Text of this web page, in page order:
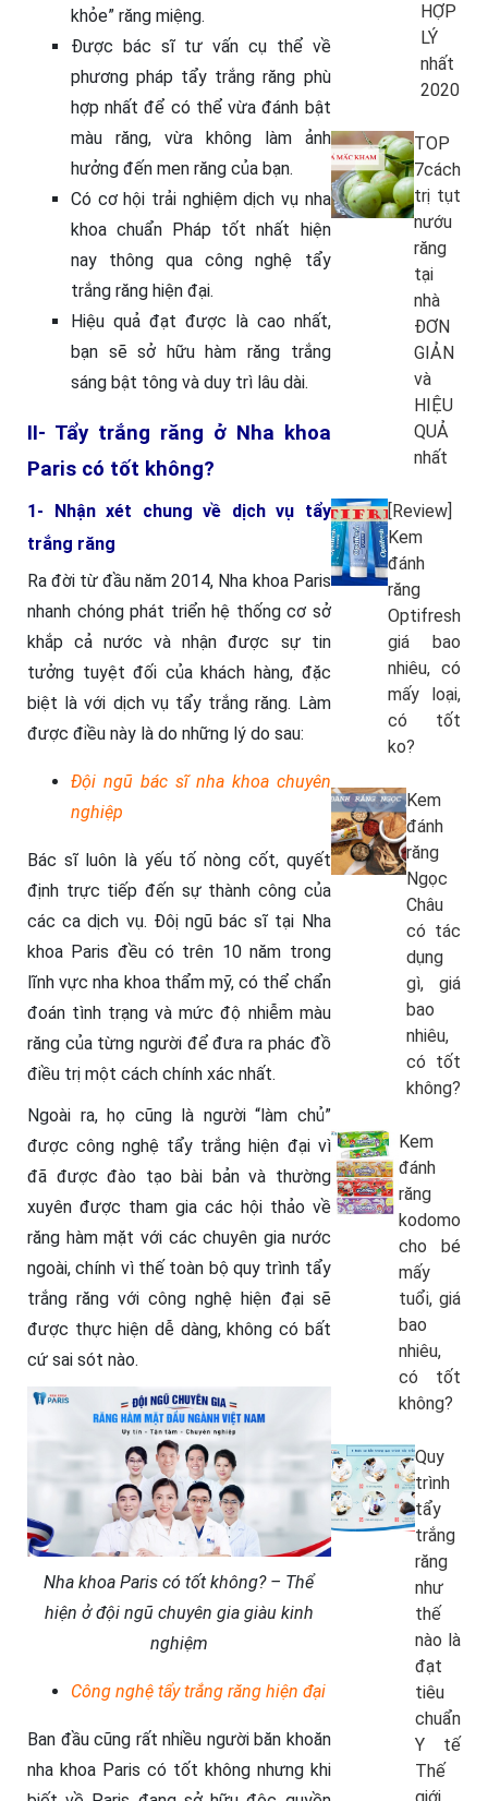
khỏe” răng miệng.
Được bác sĩ tư vấn cụ thể về
phương pháp tẩy trắng răng phù
hợp nhất để có thể vừa đánh bật
màu răng, vừa không làm ảnh
hưởng đến men răng của bạn.
Có cơ hội trải nghiệm dịch vụ nha
khoa chuẩn Pháp tốt nhất hiện
nay thông qua công nghệ tẩy
trắng răng hiện đại.
Hiệu quả đạt được là cao nhất,
bạn sẽ sở hữu hàm răng trắng
sáng bật tông và duy trì lâu dài.
II- Tẩy trắng răng ở Nha khoa
Paris có tốt không?
1- Nhận xét chung về dịch vụ tẩy
trắng răng
Ra đời từ đầu năm 2014, Nha khoa Paris
nhanh chóng phát triển hệ thống cơ sở
khắp cả nước và nhận được sự tin
tưởng tuyệt đối của khách hàng, đặc
biệt là với dịch vụ tẩy trắng răng. Làm
được điều này là do những lý do sau:
Đội ngũ bác sĩ nha khoa chuyên
nghiệp
Bác sĩ luôn là yếu tố nòng cốt, quyết
định trực tiếp đến sự thành công của
các ca dịch vụ. Đôị ngũ bác sĩ tại Nha
khoa Paris đều có trên 10 năm trong
lĩnh vực nha khoa thẩm mỹ, có thể chẩn
đoán tình trạng và mức độ nhiễm màu
răng của từng người để đưa ra phác đồ
điều trị một cách chính xác nhất.
Ngoài ra, họ cũng là người “làm chủ”
được công nghệ tẩy trắng hiện đại vì
đã được đào tạo bài bản và thường
xuyên được tham gia các hội thảo về
răng hàm mặt với các chuyên gia nước
ngoài, chính vì thế toàn bộ quy trình tẩy
trắng răng với công nghệ hiện đại sẽ
được thực hiện dễ dàng, không có bất
cứ sai sót nào.
Nha khoa Paris có tốt không? – Thể
hiện ở đội ngũ chuyên gia giàu kinh
nghiệm
Công nghệ tẩy trắng răng hiện đại
Ban đầu cũng rất nhiều người băn khoăn
nha khoa Paris có tốt không nhưng khi
HỢP
LÝ
nhất
2020
TOP
7cách
trị tụt
nướu
răng
tại
nhà
ĐƠN
GIẢN
và
HIỆU
QUẢ
nhất
[Review]
Kem
đánh
răng
Optifresh
giá bao
nhiêu, có
mấy loại,
có tốt
ko?
Kem
đánh
răng
Ngọc
Châu
có tác
dụng
gì, giá
bao
nhiêu,
có tốt
không?
Kem
đánh
răng
kodomo
cho bé
mấy
tuổi, giá
bao
nhiêu,
có tốt
không?
Quy
trình
tẩy
trắng
răng
như
thế
nào là
đạt
tiêu
chuẩn
Y tế
Thế